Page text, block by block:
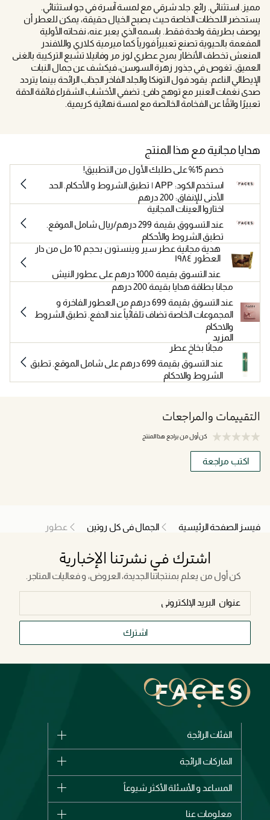
مميز. استثنائي. رائع. جلد شرقي مع لمسة آسرة في جو استثنائي.
يستحضر اللحظات الخاصة حيث يصبح الخيال حقيقة، يمكن للعطر أن
يوصف بطريقة واحدة فقط. باسمه الذي يعبر عنه، نفحاته الأولية
المفعمة بالحيوية تصنع تعبيراً فورياً كما ميرمية كلاري واللافندر
المنعش تخطف الأنظار بمرح عطري لوز مر وفانيلا تشبع التركيبة بالغنى
العميق. تغوص في جذور زهرة السوسن، فيكشف عن جمال النبات
الإيطالي الناعم. يقود فول التونكا والجلد الفاخر الجذاب الرائحة بينما يتردد
صدى نغمات العنبر مع توهج دافئ. تضفي الأخشاب الشقراء فائقة الدقة
تعبيرًا واثقًا عن الفخامة الخالصة مع لمسة نهائية كريمية.
هدايا مجانية مع هذا المنتج
خصم 15% على طلبك الأول من التطبيق!
استخدم الكود: APP | تطبق الشروط و الأحكام. الحد
الأدنى للإنفاق: 200 درهم
اختاروا العينات المجانية
عند التسووق بقيمة 299 درهم/ريال شامل الموقع.
تطبق الشروط والأحكام
هدية مجانية عطر سير وينستون بحجم 10 مل من دار
العطور ١٩٨٤
عند التسوق بقيمة 1000 درهم على عطور النيش
مجانا بطاقة هدايا بقيمة 200 درهم
عند التسوق بقيمة 699 درهم من العطور الفاخرة و
المجموعات الخاصة تضاف تلقائياً عند الدفع. تطبق الشروط
والاحكام
المزيد
مجانًا بخاخ عطر
عند التسوق بقيمة 699 درهم على شامل الموقع. تطبق
الشروط والاحكام
التقييمات والمراجعات
كن أول من يراجع هذا المنتج
اكتب مراجعة
فيسز الصفحة الرئيسية الجمال في كل روتين عطور
اشترك في نشرتنا الإخبارية
كن أول من يعلم بمنتجاتنا الجديدة، العروض، و فعاليات المتاجر.
اشترك
الفئات الرائجة
الأكثر مبيعاً
اشترِ بطاقة هدية
الماركات الرائجة
بربري
المساعد و الأسئلة الأكثر شيوعاً
معلومات عنا